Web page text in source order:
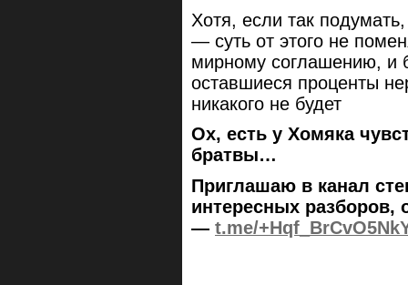
Хотя, если так
— суть от этого не
мирному соглашению, и
оставшиеся проценты
никакого не будет
Ох, есть у Хомяка
братвы…
Приглашаю в канал
интересных разборов,
— t.me/